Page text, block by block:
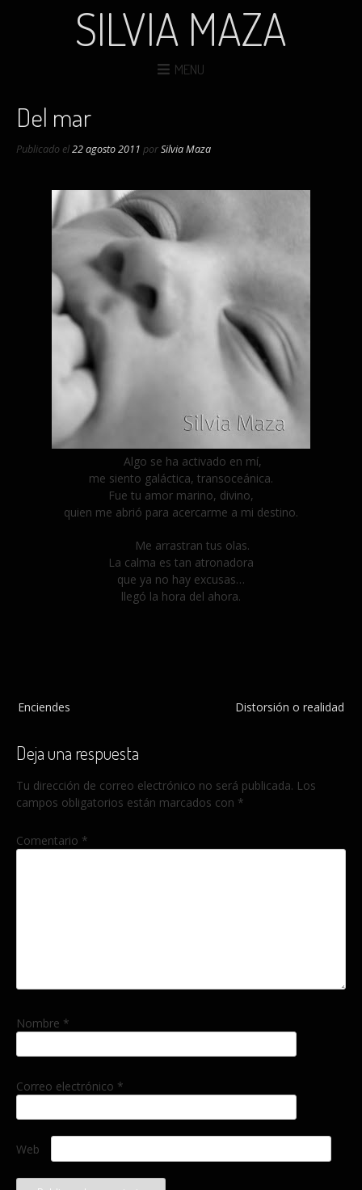
SILVIA MAZA
MENU
Del mar
Publicado el22 agosto 2011 porSilvia Maza
Algo se ha activado en mí,
me siento galáctica, transoceánica.
Fue tu amor marino, divino,
quien me abrió para acercarme a mi destino.
Me arrastran tus olas.
La calma es tan atronadora
que ya no hay excusas…
llegó la hora del ahora.
de Distorsión o realidad
Enciendes
Deja una respuesta
Tu dirección de correo electrónico no será publicada. Los
campos obligatorios están marcados con *
Comentario *
Nombre *
Correo electrónico *
Web